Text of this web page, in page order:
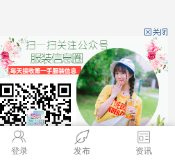
登录 发布 资讯